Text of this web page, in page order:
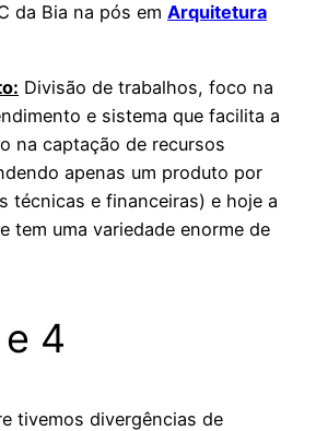
da Bia na pós em Arquitetura
Divisão de trabalhos, foco na
e sistema que facilita a
na captação de recursos
apenas um produto por
técnicas e financeiras) e hoje a
tem uma variedade enorme de
4
tivemos divergências de